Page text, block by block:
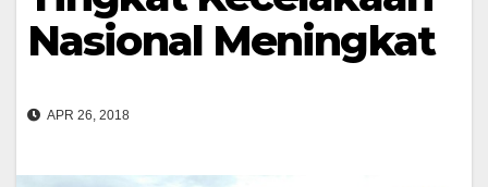
Nasional Meningkat
APR 26, 2018